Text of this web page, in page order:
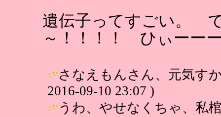
遺伝子ってすごい。
～！！！！ ひぃーー
さなえもんさん、元気す
2016-09-10 23:07 )
うわ、やせなくちゃ、私